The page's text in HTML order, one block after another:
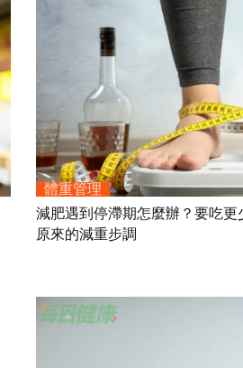
體重管理
減肥遇到停滯期怎麼辦？要吃
原來的減重步調